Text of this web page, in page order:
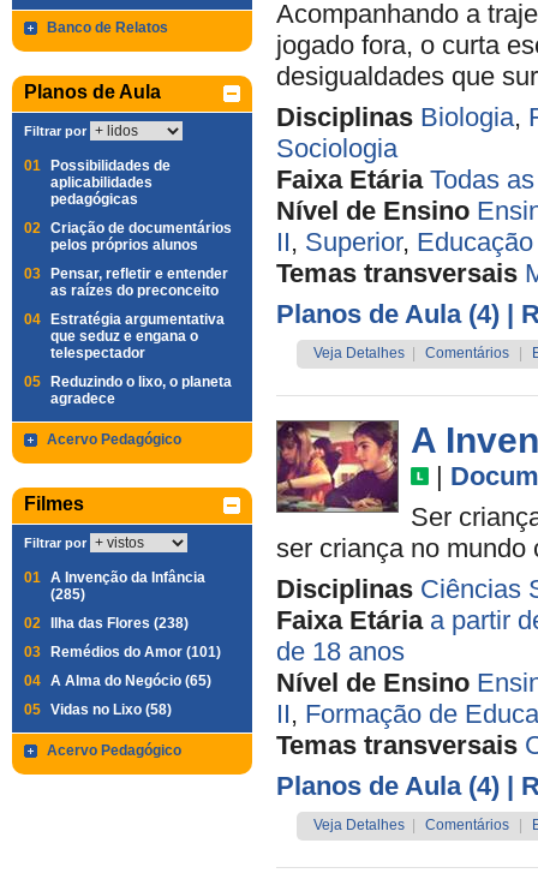
Banco de Relatos
Planos de Aula
Filtrar por
01
Possibilidades de
aplicabilidades
pedagógicas
02 Criação de documentários
pelos próprios alunos
03
Pensar, refletir e entender
as raízes do preconceito
04
Estratégia argumentativa
que seduz e engana o
telespectador
05
Reduzindo o lixo, o planeta
agradece
Acervo Pedagógico
Filmes
Filtrar por
01 A Invenção da Infância
(285)
02
Ilha das Flores (238)
03
Remédios do Amor (101)
04 A Alma do Negócio (65)
05 Vidas no Lixo (58)
Acervo Pedagógico
Acompanhando a
jogado fora, o curta
desigualdades que
Disciplinas Biologia,
Sociologia
Faixa Etária Todas
Nível de Ensino
II, Superior,
Temas transversais
Planos de Aula (4) |
Veja Detalhes Comentários
A
|
Ser
ser criança no mundo
Disciplinas Ciências
Faixa Etária a partir
de 18 anos
Nível de Ensino
II, Formação de
Temas transversais
Planos de Aula (4) |
Veja Detalhes Comentários